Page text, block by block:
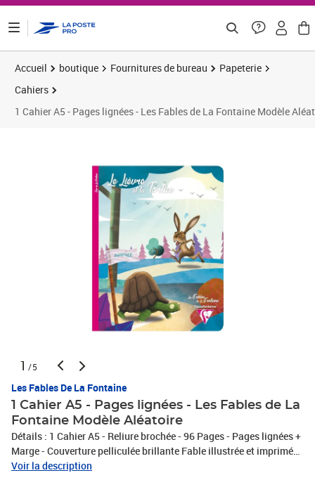
Accueil boutique Fournitures de bureau
Papeterie
Cahiers
1 Cahier A5 - Pages lignées - Les Fables de La Fontaine Modèle
1 /5
Les Fables De La Fontaine
1 Cahier A5 - Pages lignées - Les Fables de La
Fontaine Modèle Aléatoire
Détails : 1 Cahier A5 - Reliure brochée - 96 Pages - Pages lignées +
Marge - Couverture pelliculée brillante Fable illustrée et imprimée
sur la couverture Dimensions : 17 x 22 cm Modèles aléatoires :
Voir la description